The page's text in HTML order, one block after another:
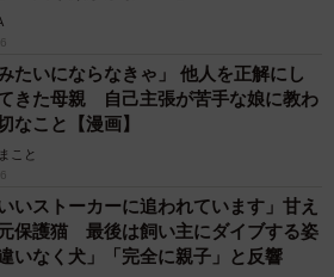
みたいにならなきゃ」 他人を正解にし
きた母親 自己主張が苦手な娘に教わ
なこと【漫画】
こと
いいストーカーに追われています」甘え
保護猫 最後は飼い主にダイブする姿
いなく犬」「完全に親子」と反響